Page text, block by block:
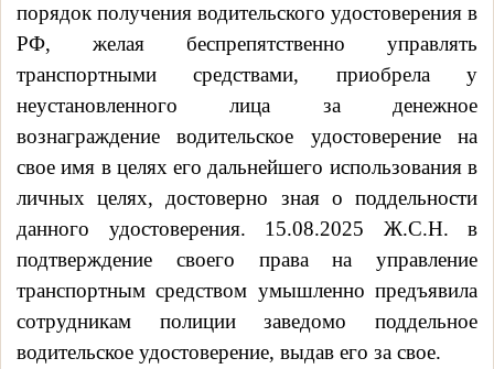
порядок получения водительского удостоверения в
РФ, желая беспрепятственно управлять
транспортными средствами, приобрела у
неустановленного лица за денежное
вознаграждение водительское удостоверение на
свое имя в целях его дальнейшего использования в
личных целях, достоверно зная о поддельности
данного удостоверения. 15.08.2025 Ж.С.Н. в
подтверждение своего права на управление
транспортным средством умышленно предъявила
сотрудникам полиции заведомо поддельное
водительское удостоверение, выдав его за свое.